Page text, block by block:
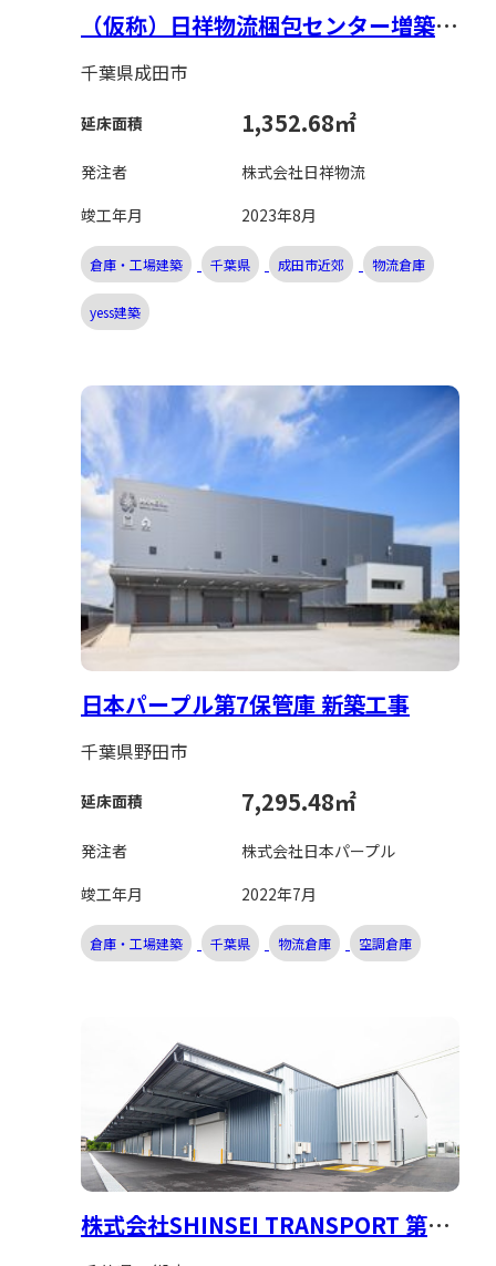
（仮称）日祥物流梱包センター増築工
事
千葉県成田市
延床面積 1,352.68㎡
発注者
株式会社日祥物流
竣工年月
2023年8月
倉庫・工場建築 千葉県 成田市近郊 物流倉庫
yess建築
日本パープル第7保管庫 新築工事
千葉県野田市
延床面積 7,295.48㎡
発注者
株式会社日本パープル
竣工年月
2022年7月
倉庫・工場建築 千葉県 物流倉庫 空調倉庫
株式会社SHINSEI TRANSPORT 第3
物流倉庫新築工事